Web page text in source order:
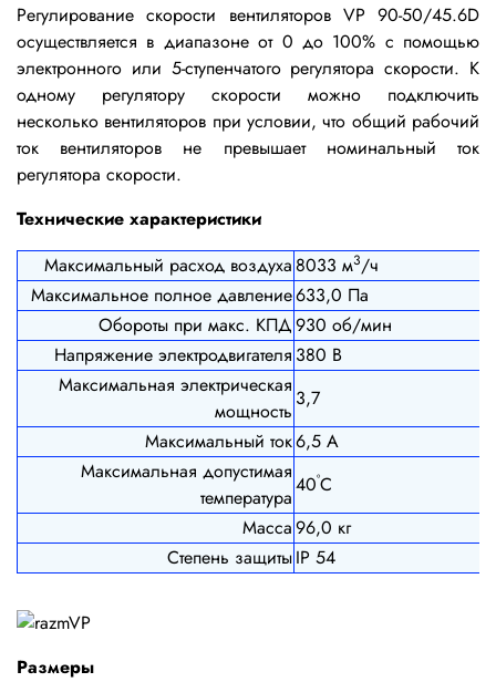
Регулирование скорости вентиляторов VP 90-50/45.6D
осуществляется в диапазоне от 0 до 100% с помощью
электронного или 5-ступенчатого регулятора скорости. К
одному регулятору скорости можно подключить
несколько вентиляторов при условии, что общий рабочий
ток вентиляторов не превышает номинальный ток
регулятора скорости.
Технические характеристики
Максимальный расход воздуха 8033 м3/ч
Максимальное полное давление633,0 Па
Обороты при макс. КПД930 об/мин
Напряжение электродвигателя 380 В
Максимальная электрическая
мощность
3,7
Максимальный ток6,5 А
Максимальная допустимая
температура
40ºС
Масса96,0 кг
Степень защитыIP 54
Размеры